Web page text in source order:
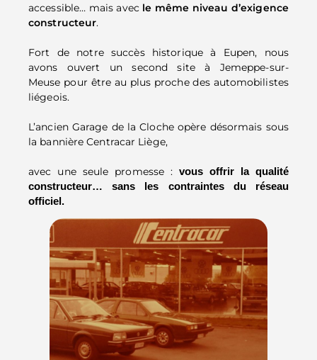
accessible… mais avec le même niveau d’exigence
constructeur.
Fort de notre succès historique à Eupen, nous
avons ouvert un second site à Jemeppe-sur-
Meuse pour être au plus proche des automobilistes
liégeois.
L’ancien Garage de la Clocheopère désormais sous
la bannièreCentracar Liège,
avec une seule promesse : vous offrir la qualité
constructeur… sans les contraintes du réseau
officiel.